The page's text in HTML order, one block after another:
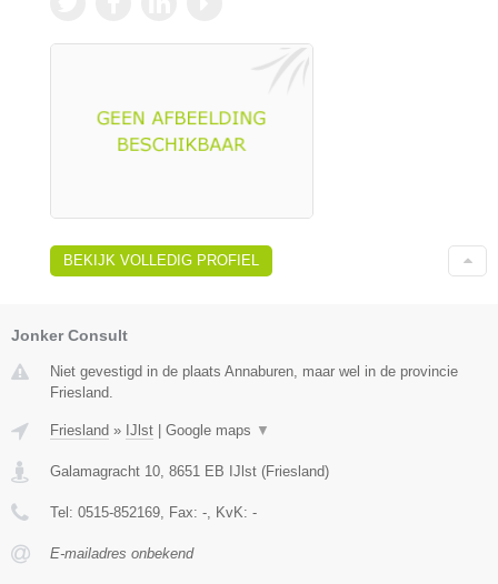
BEKIJK VOLLEDIG PROFIEL
Jonker Consult
Niet gevestigd in de plaats Annaburen, maar wel in de provincie
Friesland.
Friesland » IJlst Google maps ▼
Galamagracht 10, 8651 EB IJlst (Friesland)
Tel: 0515-852169, Fax: -, KvK: -
E-mailadres onbekend